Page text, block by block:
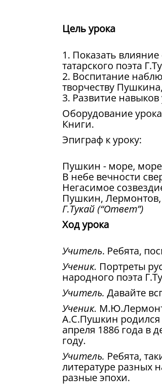
Цель урока
1. Показать
татарского поэта
2. Воспитание
творчеству
3. Развитие
Оборудование
Книги.
Эпиграф к уроку:
Пушкин - море,
В небе вечности
Негасимое
Пушкин, Лермонтов,
Г.Тукай (“Ответ”)
Ход урока
Учитель. Ребята,
Ученик. Портреты
народного поэта
Учитель. Давайте
Ученик.
А.С.Пушкин родился
апреля 1886 года в
году.
Учитель. Ребята,
литературе разных
разные эпохи.